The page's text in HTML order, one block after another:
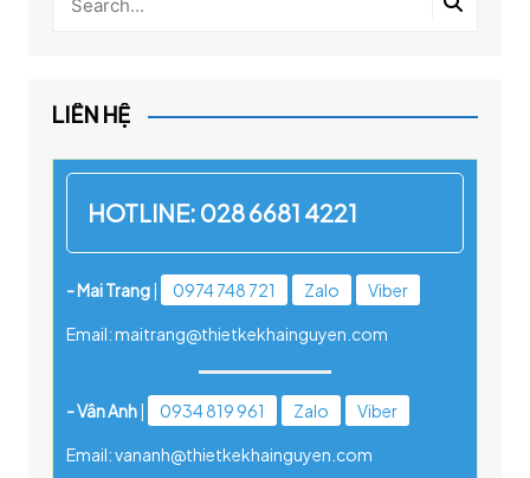
LIÊN HỆ
HOTLINE: 028 6681 4221
- Mai Trang| 0974 748 721 Zalo Viber
Email: maitrang@thietkekhainguyen.com
- Vân Anh| 0934 819 961 Zalo Viber
Email: vananh@thietkekhainguyen.com